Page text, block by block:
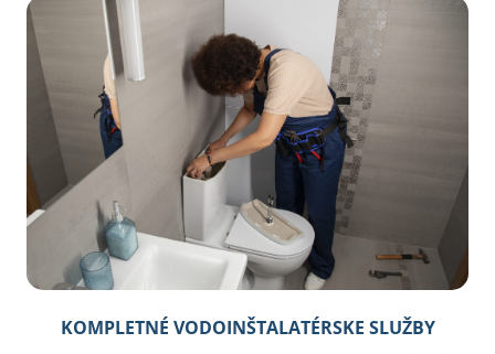
KOMPLETNÉ VODOINŠTALATÉRSKE SLUŽBY